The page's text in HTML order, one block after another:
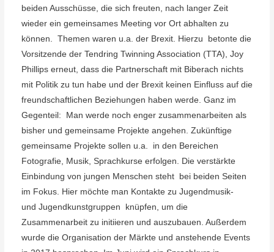
beiden Ausschüsse, die sich freuten, nach langer Zeit
wieder ein gemeinsames Meeting vor Ort abhalten zu
können. Themen waren u.a. der Brexit. Hierzu
betonte die
Vorsitzende der Tendring Twinning Association (TTA), Joy
Phillips erneut, dass die Partnerschaft mit Biberach nichts
mit Politik zu tun habe und der Brexit keinen Einfluss auf die
freundschaftlichen Beziehungen haben werde. Ganz im
Gegenteil:
Man werde noch enger zusammenarbeiten als
bisher und gemeinsame Projekte angehen. Zukünftige
gemeinsame Projekte sollen u.a.
in den Bereichen
Fotografie, Musik, Sprachkurse erfolgen. Die verstärkte
Einbindung von jungen Menschen steht
bei beiden Seiten
im Fokus. Hier möchte man Kontakte zu Jugendmusik-
und Jugendkunstgruppen
knüpfen, um die
Zusammenarbeit zu initiieren und auszubauen. Außerdem
wurde die Organisation der Märkte und anstehende Events